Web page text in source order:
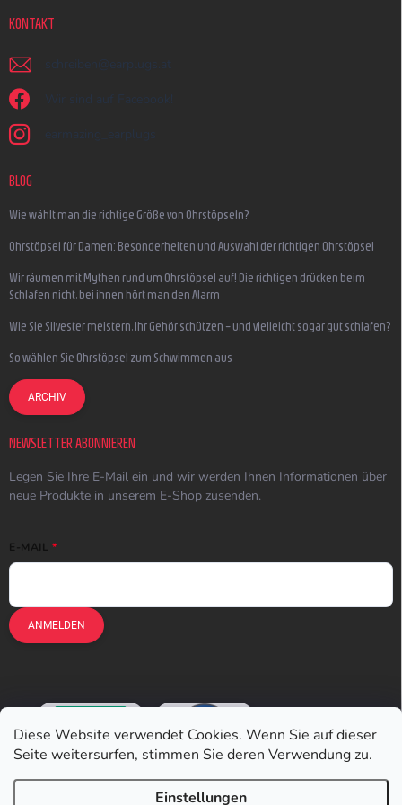
Diese Website verwendet Cookies. Wenn Sie auf dieser
Seite weitersurfen, stimmen Sie deren Verwendung zu.
Einstellungen
KONTAKT
schreiben @ earplugs.at
Wir sind auf Facebook!
earmazing_earplugs
BLOG
Wie wählt man die richtige Größe von Ohrstöpseln?
Ohrstöpsel für Damen: Besonderheiten und Auswahl der richtigen Ohrstöpsel
Wir räumen mit Mythen rund um Ohrstöpsel auf! Die richtigen drücken beim
Schlafen nicht, bei ihnen hört man den Alarm
Wie Sie Silvester meistern, Ihr Gehör schützen – und vielleicht sogar gut schlafen?
So wählen Sie Ohrstöpsel zum Schwimmen aus
ARCHIV
NEWSLETTER ABONNIEREN
Legen Sie Ihre E-Mail ein und wir werden Ihnen Informationen über
neue Produkte in unserem E-Shop zusenden.
E-MAIL
ANMELDEN